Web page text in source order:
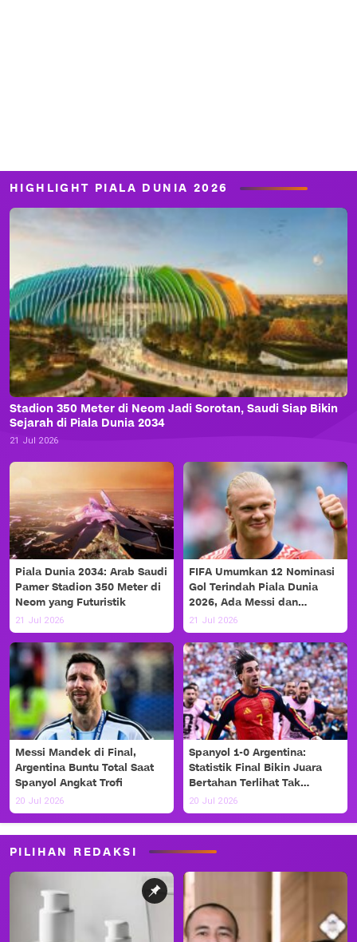
HIGHLIGHT PIALA DUNIA 2026
Stadion 350 Meter di Neom Jadi Sorotan, Saudi Siap Bikin
Sejarah di Piala Dunia 2034
21 Jul 2026
Piala Dunia 2034: Arab Saudi
Pamer Stadion 350 Meter di
Neom yang Futuristik
21 Jul 2026
FIFA Umumkan 12 Nominasi
Gol Terindah Piala Dunia
2026, Ada Messi dan
Haaland!
21 Jul 2026
Messi Mandek di Final,
Argentina Buntu Total Saat
Spanyol Angkat Trofi
20 Jul 2026
Spanyol 1-0 Argentina:
Statistik Final Bikin Juara
Bertahan Terlihat Tak
Berdaya
20 Jul 2026
PILIHAN REDAKSI